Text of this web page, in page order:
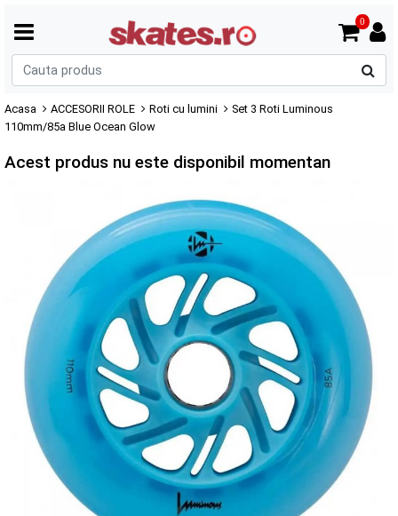
0
Acasa ACCESORII ROLE Roti cu lumini
Set 3 Roti Luminous
110mm/85a Blue Ocean Glow
Acest produs nu este disponibil momentan